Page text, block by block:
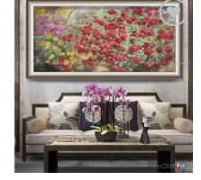
Add to
Wishlist